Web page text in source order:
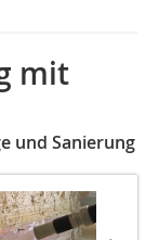
mit
und Sanierung